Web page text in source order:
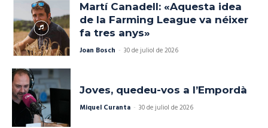
Martí Canadell: «Aquesta idea
de la Farming League va néixer
fa tres anys»
Joan Bosch - 30 de juliol de 2026
Joves, quedeu-vos a l’Empordà
Miquel Curanta - 30 de juliol de 2026